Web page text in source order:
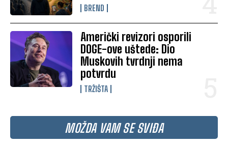
BREND
Američki revizori osporili
DOGE-ove uštede: Dio
Muskovih tvrdnji nema
potvrdu
TRŽIŠTA
MOŽDA VAM SE SVIĐA